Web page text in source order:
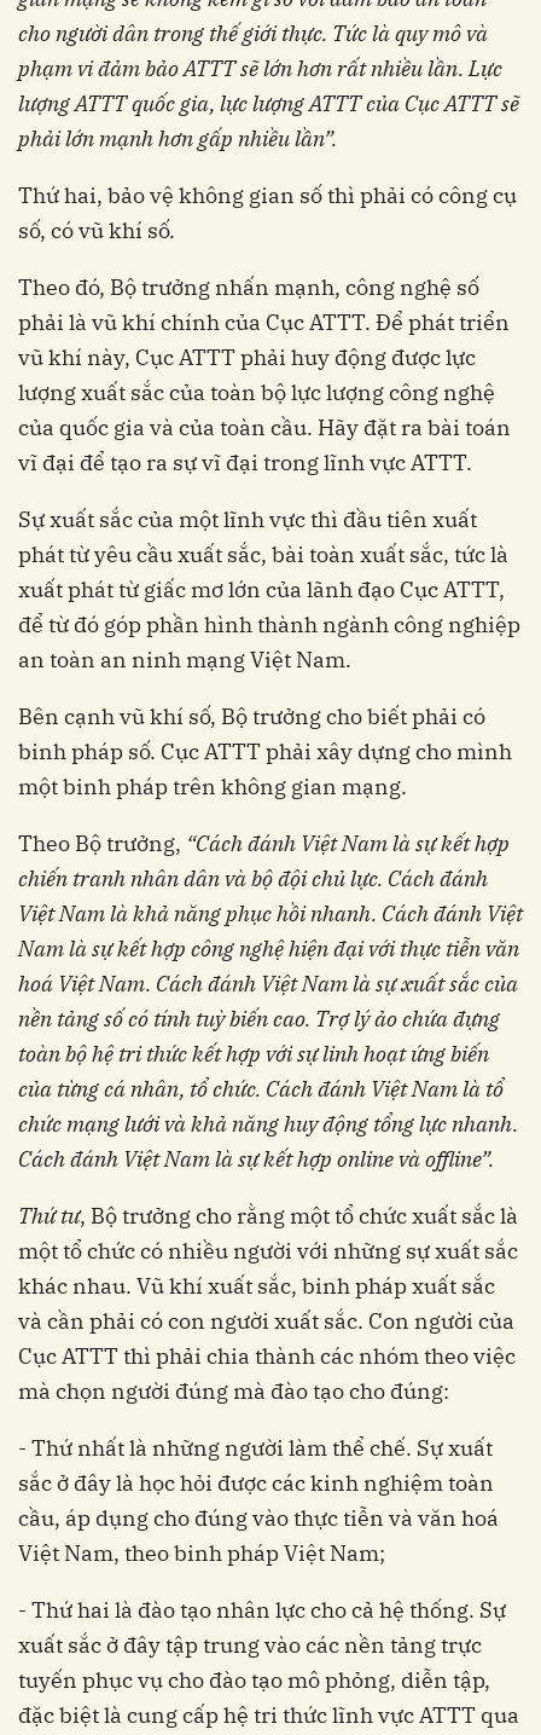
cho người dân trong thế giới thực. Tức là quy mô và
phạm vi đảm bảo ATTT sẽ lớn hơn rất nhiều lần. Lực
lượng ATTT quốc gia, lực lượng ATTT của Cục ATTT sẽ
phải lớn mạnh hơn gấp nhiều lần”.
Thứ hai, bảo vệ không gian số thì phải có công cụ
số, có vũ khí số.
Theo đó, Bộ trưởng nhấn mạnh, công nghệ số
phải là vũ khí chính của Cục ATTT. Để phát triển
vũ khí này, Cục ATTT phải huy động được lực
lượng xuất sắc của toàn bộ lực lượng công nghệ
của quốc gia và của toàn cầu. Hãy đặt ra bài toán
vĩ đại để tạo ra sự vĩ đại trong lĩnh vực ATTT.
Sự xuất sắc của một lĩnh vực thì đầu tiên xuất
phát từ yêu cầu xuất sắc, bài toàn xuất sắc, tức là
xuất phát từ giấc mơ lớn của lãnh đạo Cục ATTT,
để từ đó góp phần hình thành ngành công nghiệp
an toàn an ninh mạng Việt Nam.
Bên cạnh vũ khí số, Bộ trưởng cho biết phải có
binh pháp số. Cục ATTT phải xây dựng cho mình
một binh pháp trên không gian mạng.
Theo Bộ trưởng, “Cách đánh Việt Nam là sự kết hợp
chiến tranh nhân dân và bộ đội chủ lực. Cách đánh
Việt Nam là khả năng phục hồi nhanh. Cách đánh Việt
Nam là sự kết hợp công nghệ hiện đại với thực tiễn văn
hoá Việt Nam. Cách đánh Việt Nam là sự xuất sắc của
nền tảng số có tính tuỳ biến cao. Trợ lý ảo chứa đựng
toàn bộ hệ tri thức kết hợp với sự linh hoạt ứng biến
của từng cá nhân, tổ chức. Cách đánh Việt Nam là tổ
chức mạng lưới và khả năng huy động tổng lực nhanh.
Cách đánh Việt Nam là sự kết hợp online và offline”.
Thứ tư, Bộ trưởng cho rằng một tổ chức xuất sắc là
một tổ chức có nhiều người với những sự xuất sắc
khác nhau. Vũ khí xuất sắc, binh pháp xuất sắc
và cần phải có con người xuất sắc. Con người của
Cục ATTT thì phải chia thành các nhóm theo việc
mà chọn người đúng mà đào tạo cho đúng:
- Thứ nhất là những người làm thể chế. Sự xuất
sắc ở đây là học hỏi được các kinh nghiệm toàn
cầu, áp dụng cho đúng vào thực tiễn và văn hoá
Việt Nam, theo binh pháp Việt Nam;
- Thứ hai là đào tạo nhân lực cho cả hệ thống. Sự
xuất sắc ở đây tập trung vào các nền tảng trực
tuyến phục vụ cho đào tạo mô phỏng, diễn tập,
đặc biệt là cung cấp hệ tri thức lĩnh vực ATTT qua